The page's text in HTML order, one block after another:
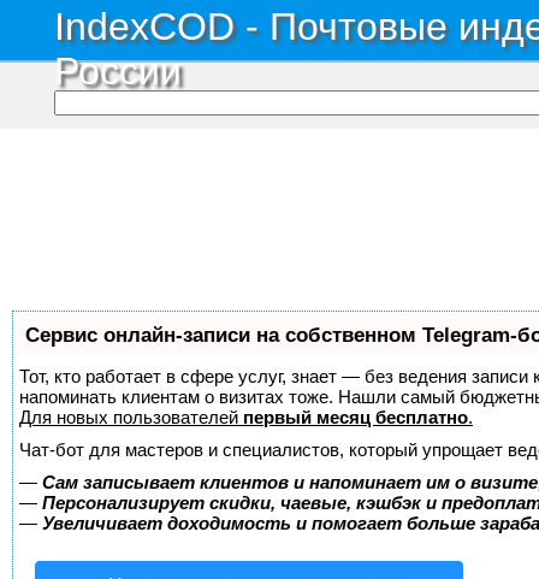
IndexCOD - Почтовые
России
Сервис онлайн-записи на собственном Telegram-
Тот, кто работает в сфере услуг, знает — без ведения
напоминать клиентам о визитах тоже. Нашли самый
Для новых пользователей первый месяц бесплатно.
Чат-бот для мастеров и специалистов, который упрощает
— Сам записывает клиентов и напоминает им о
— Персонализирует скидки, чаевые, кэшбэк и
— Увеличивает доходимость и помогает больше